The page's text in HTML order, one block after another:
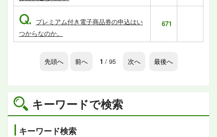
キーワードで検索
キーワード検索
Q. プレミアム付き電子商品券の申込はい
つからなのか。
671
先頭へ 前へ 1 / 95 次へ 最後へ